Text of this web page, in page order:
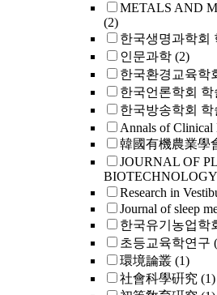
METALS AND
(2)
한국생명과학회
인문과학 (2)
한국환경교육학
한국언론학회
한국방송학회
Annals of Clinical
韓國有機農業學
JOURNAL OF
BIOTECHNOLOGY
Research in
Journal of sleep
한국유기농업학
초등교육학연구
環境論叢 (1)
社會科學硏究 (1)